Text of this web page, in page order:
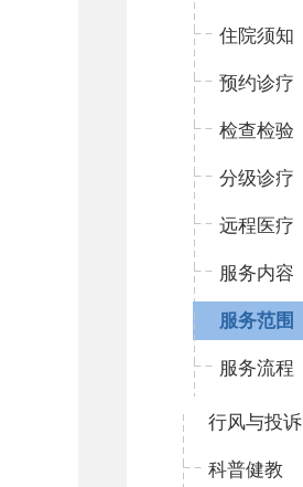
住院须知
预约诊疗
检查检验
分级诊疗
远程医疗
服务内容
服务范围
服务流程
行风与投诉
科普健教